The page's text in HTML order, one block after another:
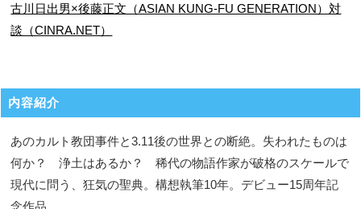
古川日出男×後藤正文（ASIAN KUNG-FU GENERATION）対
談（CINRA.NET）
内容紹介
あのカルト教団事件と3.11後の世界との断絶。失われたものは
何か？ 浄土はあるか？ 稀代の物語作家が破格のスケールで
現代に問う、狂気の聖典。構想執筆10年。デビュー15周年記
念作品。